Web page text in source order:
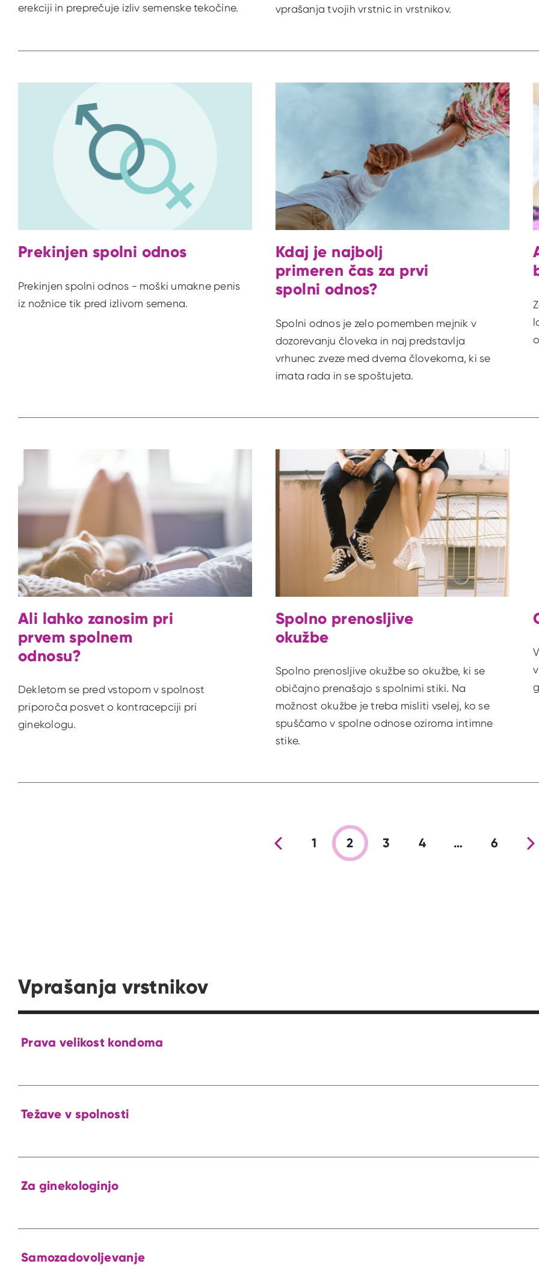
erekciji in preprečuje izliv semenske tekočine.
vprašanja tvojih vrstnic in vrstnikov.
Prekinjen spolni odnos
Prekinjen spolni odnos - moški umakne penis
iz nožnice tik pred izlivom semena.
Kdaj je najbolj
primeren čas za prvi
spolni odnos?
Spolni odnos je zelo pomemben mejnik v
dozorevanju človeka in naj predstavlja
vrhunec zveze med dvema človekoma, ki se
imata rada in se spoštujeta.
Ali lahko zanosim pri
prvem spolnem
odnosu?
Dekletom se pred vstopom v spolnost
priporoča posvet o kontracepciji pri
ginekologu.
Spolno prenosljive
okužbe
Spolno prenosljive okužbe so okužbe, ki se
običajno prenašajo s spolnimi stiki. Na
možnost okužbe je treba misliti vselej, ko se
spuščamo v spolne odnose oziroma intimne
stike.
Prejšnja stran
1 2 3 4 … 6 Nova
Vprašanja vrstnikov
Prava velikost kondoma
Težave v spolnosti
Za ginekologinjo
Samozadovoljevanje